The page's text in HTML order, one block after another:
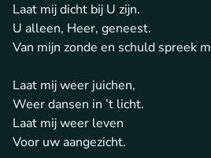
Laat mij dicht bij U zijn.
U alleen, Heer, geneest.
Van mijn zonde en schuld spreek
Laat mij weer juichen,
Weer dansen in ’t licht.
Laat mij weer leven
Voor uw aangezicht.